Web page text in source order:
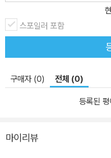
현대사의 ‘상처받은 용’이기 때
마침내 세계적인 음악가가 되어
만, 갑자기 남한으로 납치되어
는 무기징역형까지 선고 받는다.
쓰고 차가운 감옥 바닥에서 작곡
라가 갈라진 아픔과 독재 정권의
감옥에서 풀려나지만, 그때부
곡가에 머물지 않고 평화와 통
스포일러 포함
구매자 (0) 전체 (0)
등록된
마이리뷰